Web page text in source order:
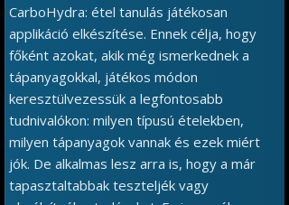
CarboHydra: étel tanulás játékosan
applikáció elkészítése. Ennek célja, hogy
főként azokat, akik még ismerkednek a
tápanyagokkal, játékos módon
keresztülvezessük a legfontosabb
tudnivalókon: milyen típusú ételekben,
milyen tápanyagok vannak és ezek miért
jók. De alkalmas lesz arra is, hogy a már
tapasztaltabbak teszteljék vagy